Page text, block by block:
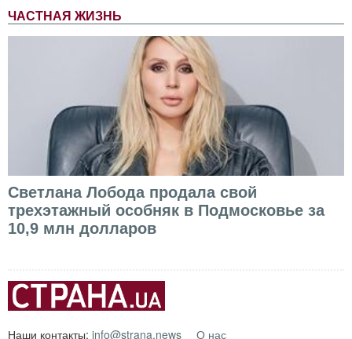
ЧАСТНАЯ ЖИЗНЬ
Светлана Лобода продала свой
трехэтажный особняк в Подмосковье за
10,9 млн долларов
Наши контакты: info@strana.news О нас